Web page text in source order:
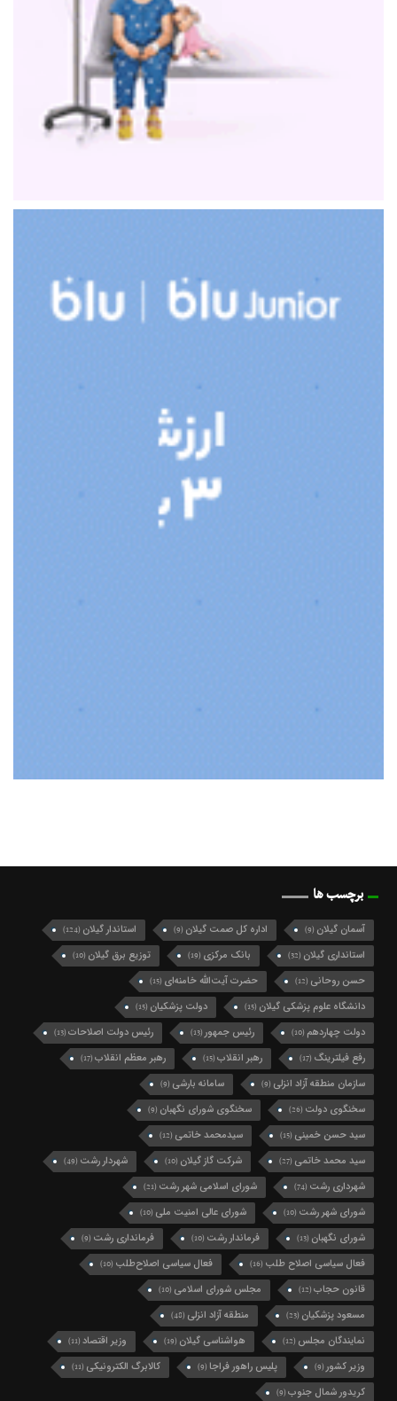
برچسب ها
آسمان گیلان (9) اداره کل صمت گیلان (9) استاندار گیلان (124)
استانداری گیلان (32) بانک مرکزی (19) توزیع برق گیلان (10)
حسن روحانی (12) حضرت آیت‌الله خامنه‌ای (15)
دانشگاه علوم پزشکی گیلان (15) دولت پزشکیان (15)
دولت چهاردهم (10) رئیس جمهور(13) رئیس دولت اصلاحات(13)
رفع فیلترینگ (17) رهبر انقلاب(15) رهبر معظم انقلاب(17)
سازمان منطقه آزاد انزلی (9) سامانه بارشی (9)
سخنگوی دولت (26) سخنگوی شورای نگهبان (9)
سید حسن خمینی (15) سیدمحمد خاتمی (12)
سید محمد خاتمی (27) شرکت گاز گیلان (10) شهردار رشت (49)
شهرداری رشت (74) شورای اسلامی شهر رشت (21)
شورای شهر رشت (10) شورای عالی امنیت ملی (10)
شورای نگهبان (13) فرماندار رشت (10) فرمانداری رشت (9)
فعال سیاسی اصلاح طلب (16) فعال سیاسی اصلاح‌طلب (10)
قانون حجاب(12) مجلس شورای اسلامی (10)
مسعود پزشکیان (23) منطقه آزاد انزلی (48)
نمایندگان مجلس (12) هواشناسی گیلان (19) وزیر اقتصاد(11)
وزیر کشور(9) پلیس راهور فراجا (9) کالابرگ الکترونیکی (11)
کریدور شمال جنوب(9)